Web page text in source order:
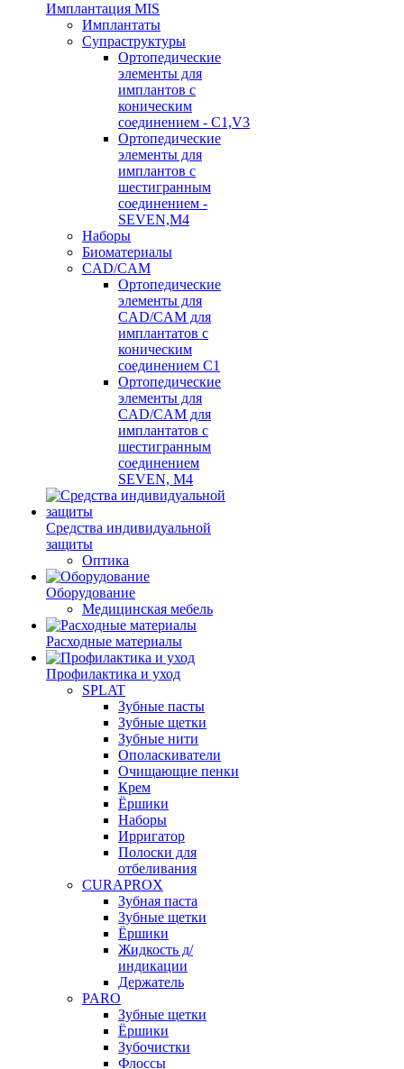
Имплантация MIS
Имплантаты
Супраструктуры
Ортопедические
элементы для
имплантов с
коническим
соединением - C1,V3
Ортопедические
элементы для
имплантов с
шестигранным
соединением -
SEVEN,M4
Наборы
Биоматериалы
CAD/CAM
Ортопедические
элементы для
CAD/CAM для
имплантатов с
коническим
соединением С1
Ортопедические
элементы для
CAD/CAM для
имплантатов с
шестигранным
соединением
SEVEN, М4
Средства индивидуальной
защиты
Оптика
Оборудование
Медицинская мебель
Расходные материалы
Профилактика и уход
SPLAT
Зубные пасты
Зубные щетки
Зубные нити
Ополаскиватели
Очищающие пенки
Крем
Ёршики
Наборы
Ирригатор
Полоски для
отбеливания
CURAPROX
Зубная паста
Зубные щетки
Ёршики
Жидкость д/
индикации
Держатель
PARO
Зубные щетки
Ёршики
Зубочистки
Флоссы